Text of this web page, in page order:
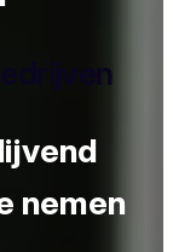
nemen